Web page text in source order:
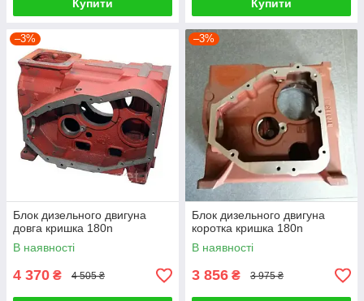
Купити Купити
–3%
Блок дизельного двигуна
довга кришка 180n
В наявності
4 370 ₴ 4 505 ₴
–3%
Блок дизельного двигуна
коротка кришка 180n
В наявності
3 856 ₴ 3 975 ₴